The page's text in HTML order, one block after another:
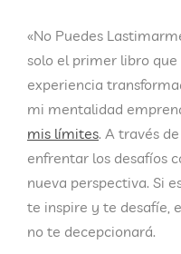
«No Puedes
solo el primer libro
experiencia
mi mentalidad
mis límites. A través
enfrentar los desafíos
nueva perspectiva. Si
te inspire y te desafíe,
no te decepcionará.